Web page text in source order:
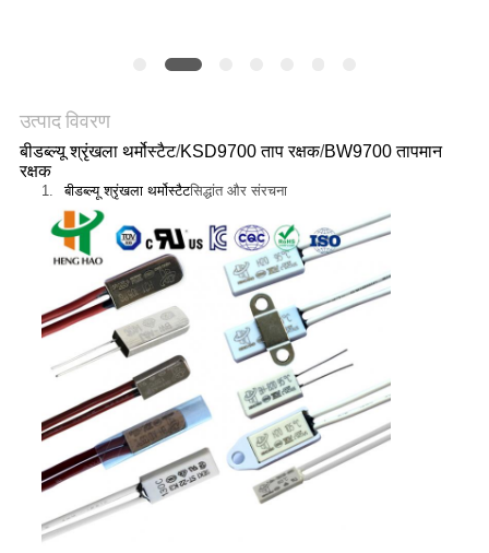
उत्पाद विवरण
बीडब्ल्यू श्रृंखला थर्मोस्टैट/KSD9700 ताप रक्षक/BW9700 तापमान
रक्षक
1. बीडब्ल्यू श्रृंखला थर्मोस्टैटसिद्धांत और संरचना